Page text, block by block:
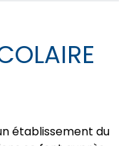
établissement du